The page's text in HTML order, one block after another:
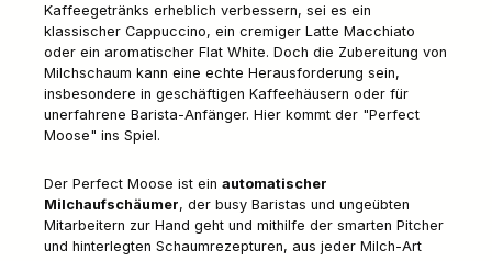
Kaffeegetränks erheblich verbessern, sei es ein
klassischer Cappuccino, ein cremiger Latte Macchiato
oder ein aromatischer Flat White. Doch die Zubereitung von
Milchschaum kann eine echte Herausforderung sein,
insbesondere in geschäftigen Kaffeehäusern oder für
unerfahrene Barista-Anfänger. Hier kommt der "Perfect
Moose" ins Spiel.
Der Perfect Moose ist ein automatischer
Milchaufschäumer, der busy Baristas und ungeübten
Mitarbeitern zur Hand geht und mithilfe der smarten Pitcher
und hinterlegten Schaumrezepturen, aus jeder Milch-Art